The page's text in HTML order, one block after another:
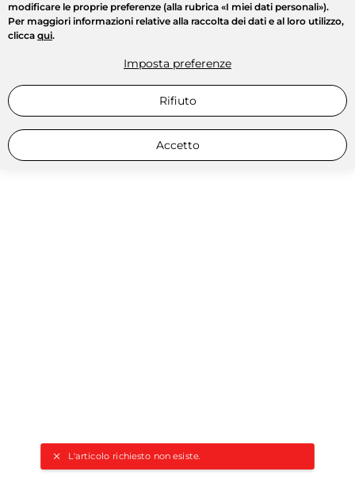
L'articolo richiesto non esiste.
modificare le proprie preferenze (alla rubrica «I miei dati personali»).
Per maggiori informazioni relative alla raccolta dei dati e al loro utilizzo,
clicca qui.
Imposta preferenze
Rifiuto
Accetto